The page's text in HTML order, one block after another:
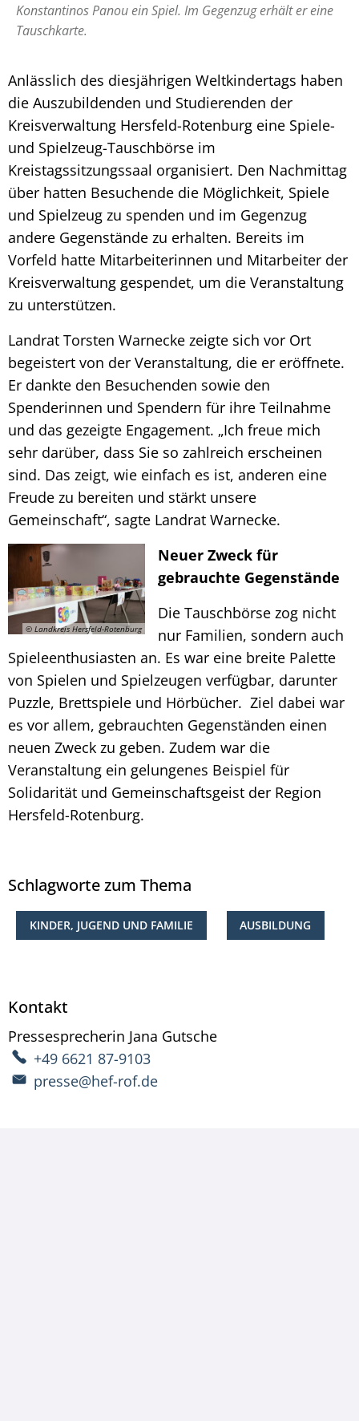
Konstantinos Panou ein Spiel. Im Gegenzug erhält er eine
Tauschkarte.
Anlässlich des diesjährigen Weltkindertags haben
die Auszubildenden und Studierenden der
Kreisverwaltung Hersfeld-Rotenburg eine Spiele-
und Spielzeug-Tauschbörse im
Kreistagssitzungssaal organisiert. Den Nachmittag
über hatten Besuchende die Möglichkeit, Spiele
und Spielzeug zu spenden und im Gegenzug
andere Gegenstände zu erhalten. Bereits im
Vorfeld hatte Mitarbeiterinnen und Mitarbeiter der
Kreisverwaltung gespendet, um die Veranstaltung
zu unterstützen.
Landrat Torsten Warnecke zeigte sich vor Ort
begeistert von der Veranstaltung, die er eröffnete.
Er dankte den Besuchenden sowie den
Spenderinnen und Spendern für ihre Teilnahme
und das gezeigte Engagement. „Ich freue mich
sehr darüber, dass Sie so zahlreich erscheinen
sind. Das zeigt, wie einfach es ist, anderen eine
Freude zu bereiten und stärkt unsere
Gemeinschaft“, sagte Landrat Warnecke.
© Landkreis Hersfeld-Rotenburg
Neuer Zweck für
gebrauchte Gegenstände
Die Tauschbörse zog nicht
nur Familien, sondern auch
Spieleenthusiasten an. Es war eine breite Palette
von Spielen und Spielzeugen verfügbar, darunter
Puzzle, Brettspiele und Hörbücher. Ziel dabei war
es vor allem, gebrauchten Gegenständen einen
neuen Zweck zu geben. Zudem war die
Veranstaltung ein gelungenes Beispiel für
Solidarität und Gemeinschaftsgeist der Region
Hersfeld-Rotenburg.
Schlagworte zum Thema
KINDER, JUGEND UND FAMILIE AUSBILDUNG
Kontakt
Pressesprecherin Jana Gutsche
+49 6621 87-9103
presse@hef-rof.de